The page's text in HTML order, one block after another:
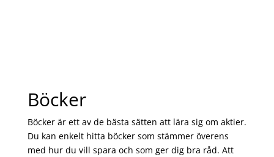
Böcker
Böcker är ett av de bästa sätten att lära sig om aktier.
Du kan enkelt hitta böcker som stämmer överens
med hur du vill spara och som ger dig bra råd. Att